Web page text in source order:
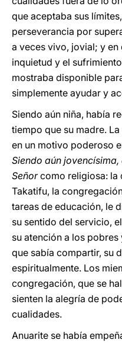
que aceptaba sus
perseverancia por
a veces vivo, jovial; y
inquietud y el
mostraba disponible
simplemente ayudar y
Siendo aún niña, había
tiempo que su madre.
en un motivo poderoso
Siendo aún
Señorcomo religiosa: la
Takatifu, la
tareas de educación, le
su sentido del servicio,
su atención a los
que sabía compartir, su
espiritualmente. Los
congregación, que se
sienten la alegría de
cualidades.
Anuarite se había